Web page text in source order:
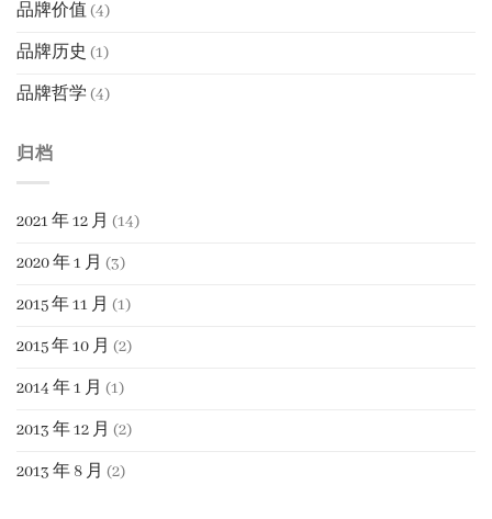
品牌价值(4)
品牌历史 (1)
品牌哲学 (4)
归档
2021 年 12 月 (14)
2020 年 1 月 (3)
2015 年 11 月 (1)
2015 年 10 月 (2)
2014 年 1 月 (1)
2013 年 12 月 (2)
2013 年 8 月 (2)